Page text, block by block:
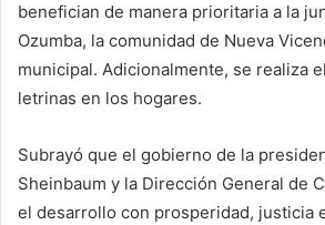
benefician de manera prioritaria a la
Ozumba, la comunidad de Nueva
municipal. Adicionalmente, se realiza
letrinas en los hogares.
Subrayó que el gobierno de la
Sheinbaum y la Dirección General de
el desarrollo con prosperidad, justicia